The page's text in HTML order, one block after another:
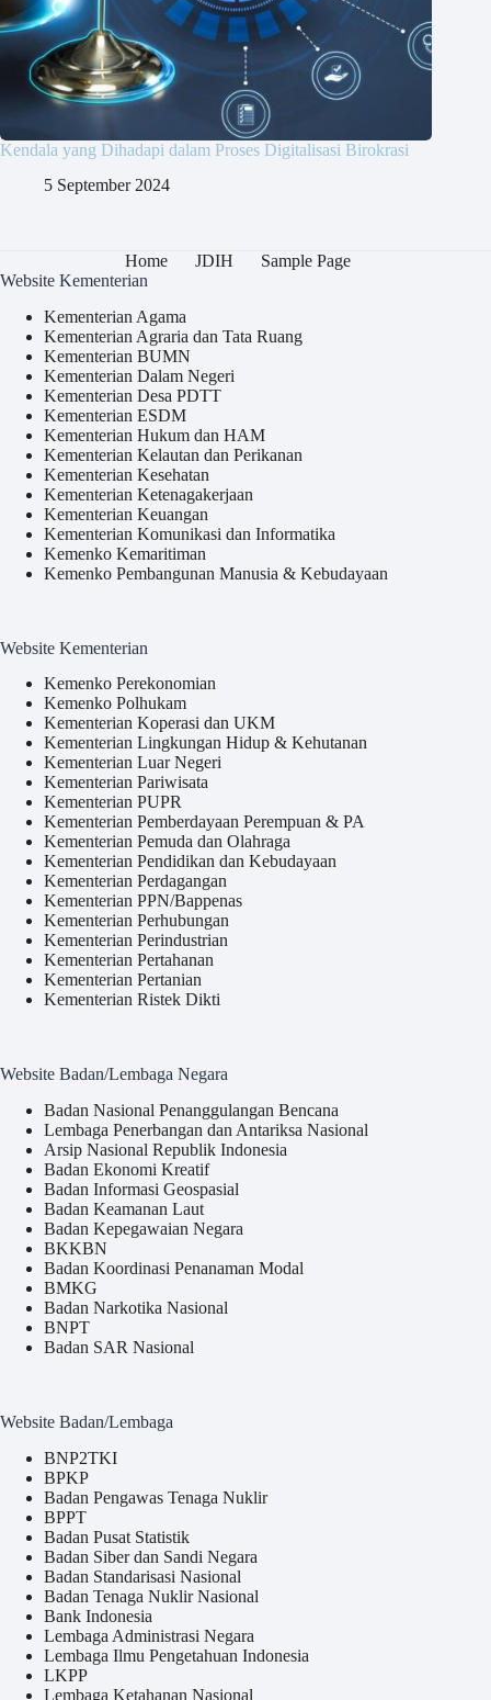
Kendala yang Dihadapi dalam Proses Digitalisasi Birokrasi
5 September 2024
Home JDIH
Sample Page
Website Kementerian
Kementerian Agama
Kementerian Agraria dan Tata Ruang
Kementerian BUMN
Kementerian Dalam Negeri
Kementerian Desa PDTT
Kementerian ESDM
Kementerian Hukum dan HAM
Kementerian Kelautan dan Perikanan
Kementerian Kesehatan
Kementerian Ketenagakerjaan
Kementerian Keuangan
Kementerian Komunikasi dan Informatika
Kemenko Kemaritiman
Kemenko Pembangunan Manusia & Kebudayaan
Website Kementerian
Kemenko Perekonomian
Kemenko Polhukam
Kementerian Koperasi dan UKM
Kementerian Lingkungan Hidup & Kehutanan
Kementerian Luar Negeri
Kementerian Pariwisata
Kementerian PUPR
Kementerian Pemberdayaan Perempuan & PA
Kementerian Pemuda dan Olahraga
Kementerian Pendidikan dan Kebudayaan
Kementerian Perdagangan
Kementerian PPN/Bappenas
Kementerian Perhubungan
Kementerian Perindustrian
Kementerian Pertahanan
Kementerian Pertanian
Kementerian Ristek Dikti
Website Badan/Lembaga Negara
Badan Nasional Penanggulangan Bencana
Lembaga Penerbangan dan Antariksa Nasional
Arsip Nasional Republik Indonesia
Badan Ekonomi Kreatif
Badan Informasi Geospasial
Badan Keamanan Laut
Badan Kepegawaian Negara
BKKBN
Badan Koordinasi Penanaman Modal
BMKG
Badan Narkotika Nasional
BNPT
Badan SAR Nasional
Website Badan/Lembaga
BNP2TKI
BPKP
Badan Pengawas Tenaga Nuklir
BPPT
Badan Pusat Statistik
Badan Siber dan Sandi Negara
Badan Standarisasi Nasional
Badan Tenaga Nuklir Nasional
Bank Indonesia
Lembaga Administrasi Negara
Lembaga Ilmu Pengetahuan Indonesia
LKPP
Lembaga Ketahanan Nasional